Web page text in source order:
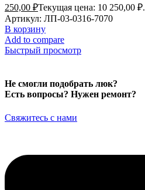
250,00 ₽Текущая цена: 10 250,00 ₽.
Артикул: ЛП-03-0316-7070
В корзину
Add to compare
Быстрый просмотр
Не смогли подобрать люк?
Есть вопросы? Нужен ремонт?
Свяжитесь с нами